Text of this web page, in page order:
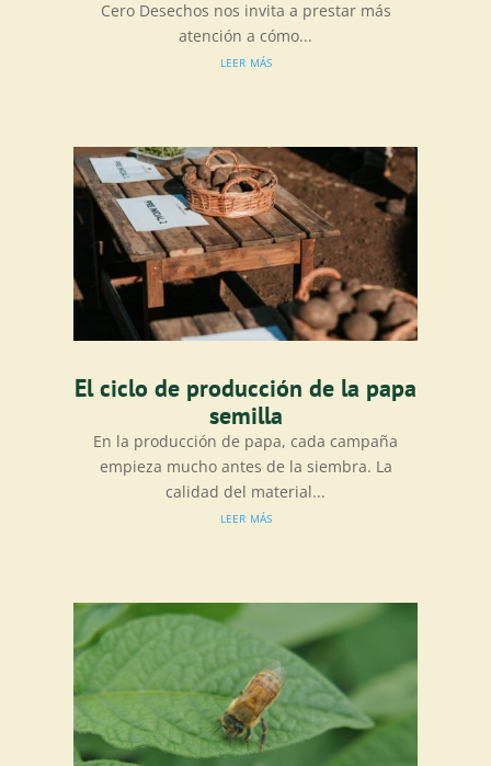
Cero Desechos nos invita a prestar más
atención a cómo...
leer más
El ciclo de producción de la papa
semilla
En la producción de papa, cada campaña
empieza mucho antes de la siembra. La
calidad del material...
leer más